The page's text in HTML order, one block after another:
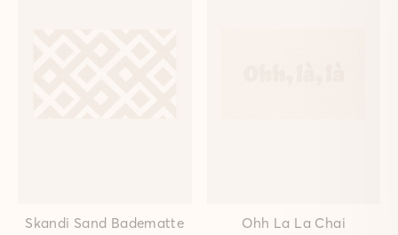
Skandi Sand Badematte
Ohh La La Chai